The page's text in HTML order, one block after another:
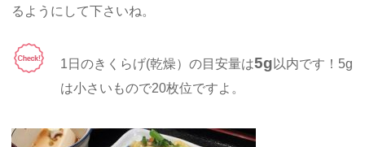
るようにして下さいね。
1日のきくらげ(乾燥）の目安量は5g 以内です！5g
は小さいもので20枚位ですよ。